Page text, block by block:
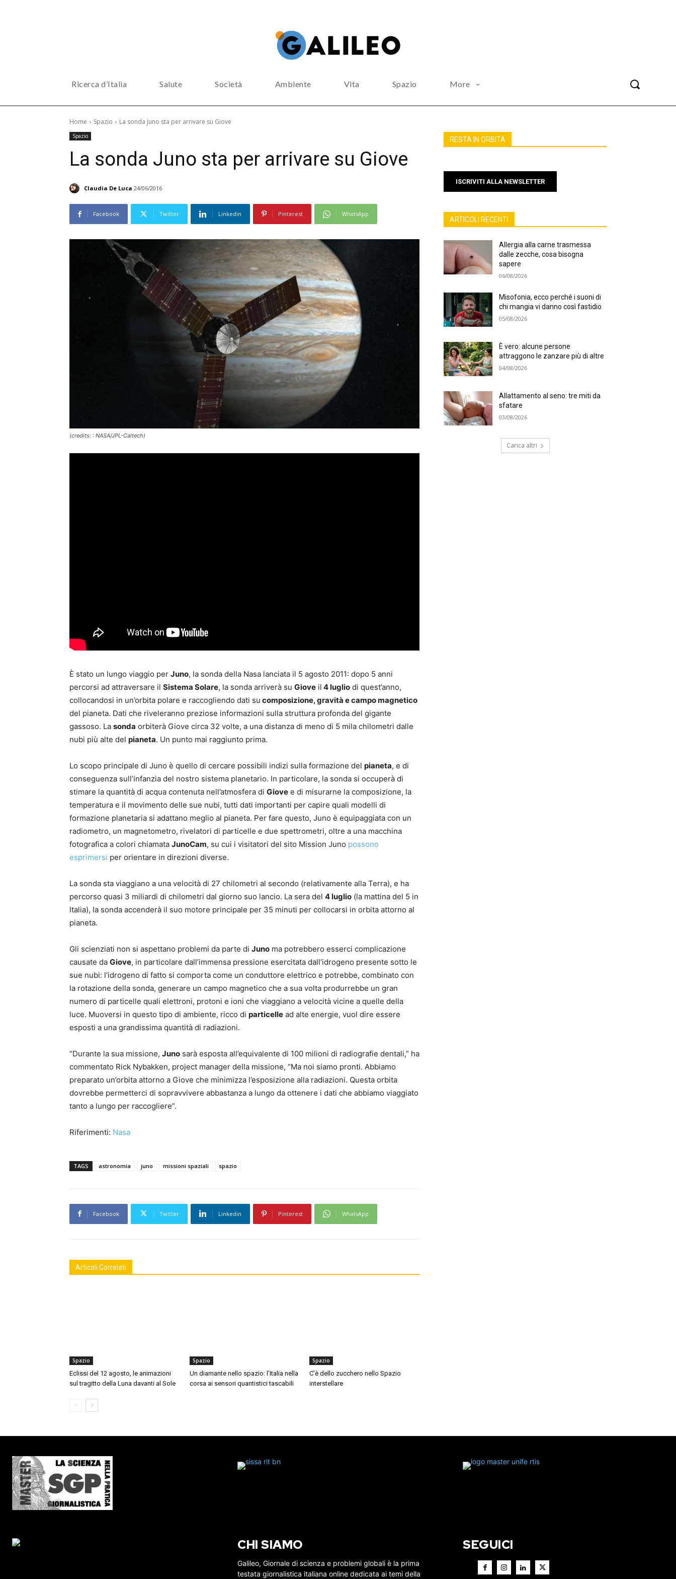
Ricerca d’Italia Salute Società Ambiente Vita Spazio More
Home Spazio La sonda Juno sta per arrivare su Giove
Spazio
La sonda Juno sta per arrivare su Giove
Claudia De Luca 24/06/2016
Facebook Twitter Linkedin Pinterest WhatsApp
(credits: : NASA/JPL-Caltech)
È stato un lungo viaggio per Juno, la sonda della Nasa lanciata il 5 agosto 2011: dopo 5 anni
percorsi ad attraversare il Sistema Solare, la sonda arriverà su Giove il 4 luglio di quest’anno,
collocandosi in un’orbita polare e raccogliendo dati su composizione, gravità e campo magnetico
del pianeta. Dati che riveleranno preziose informazioni sulla struttura profonda del gigante
gassoso. La sonda orbiterà Giove circa 32 volte, a una distanza di meno di 5 mila chilometri dalle
nubi più alte del pianeta. Un punto mai raggiunto prima.
Lo scopo principale di Juno è quello di cercare possibili indizi sulla formazione del pianeta, e di
conseguenza sull’infanzia del nostro sistema planetario. In particolare, la sonda si occuperà di
stimare la quantità di acqua contenuta nell’atmosfera di Giove e di misurarne la composizione, la
temperatura e il movimento delle sue nubi, tutti dati importanti per capire quali modelli di
formazione planetaria si adattano meglio al pianeta. Per fare questo, Juno è equipaggiata con un
radiometro, un magnetometro, rivelatori di particelle e due spettrometri, oltre a una macchina
fotografica a colori chiamata JunoCam, su cui i visitatori del sito Mission Juno possono
esprimersi per orientare in direzioni diverse.
La sonda sta viaggiano a una velocità di 27 chilometri al secondo (relativamente alla Terra), e ha
percorso quasi 3 miliardi di chilometri dal giorno suo lancio. La sera del 4 luglio (la mattina del 5 in
Italia), la sonda accenderà il suo motore principale per 35 minuti per collocarsi in orbita attorno al
pianeta.
Gli scienziati non si aspettano problemi da parte di Juno ma potrebbero esserci complicazione
causate da Giove, in particolare dall’immensa pressione esercitata dall’idrogeno presente sotto le
sue nubi: l’idrogeno di fatto si comporta come un conduttore elettrico e potrebbe, combinato con
la rotazione della sonda, generare un campo magnetico che a sua volta produrrebbe un gran
numero di particelle quali elettroni, protoni e ioni che viaggiano a velocità vicine a quelle della
luce. Muoversi in questo tipo di ambiente, ricco di particelle ad alte energie, vuol dire essere
esposti a una grandissima quantità di radiazioni.
“Durante la sua missione, Juno sarà esposta all’equivalente di 100 milioni di radiografie dentali,” ha
commentato Rick Nybakken, project manager della missione, “Ma noi siamo pronti. Abbiamo
preparato un’orbita attorno a Giove che minimizza l’esposizione alla radiazioni. Questa orbita
dovrebbe permetterci di sopravvivere abbastanza a lungo da ottenere i dati che abbiamo viaggiato
tanto a lungo per raccogliere”.
Riferimenti: Nasa
TAGS astronomia juno missioni spaziali spazio
Facebook Twitter Linkedin Pinterest WhatsApp
Articoli Correlati
Spazio
Eclissi del 12 agosto, le animazioni
sul tragitto della Luna davanti al Sole
Spazio
Un diamante nello spazio: l’Italia nella
corsa ai sensori quantistici tascabili
Spazio
C’è dello zucchero nello Spazio
interstellare
RESTA IN ORBITA
ISCRIVITI ALLA NEWSLETTER
ARTICOLI RECENTI
Allergia alla carne trasmessa
dalle zecche, cosa bisogna
sapere
06/08/2026
Misofonia, ecco perché i suoni di
chi mangia vi danno così fastidio
05/08/2026
È vero: alcune persone
attraggono le zanzare più di altre
04/08/2026
Allattamento al seno: tre miti da
sfatare
03/08/2026
Carica altri
CHI SIAMO
Galileo, Giornale di scienza e problemi globali è la prima
testata giornalistica italiana online dedicata ai temi della
SEGUICI